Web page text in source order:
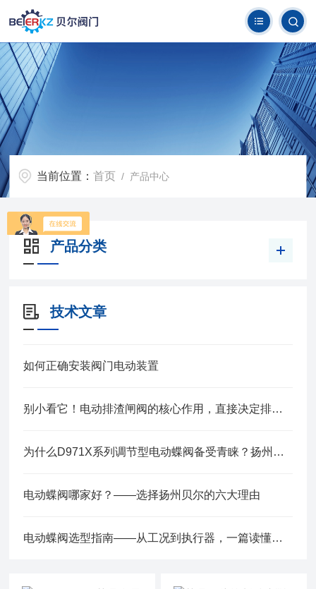
当前位置：首页 / 产品中心
产品分类
技术文章
如何正确安装阀门电动装置
别小看它！电动排渣闸阀的核心作用，直接决定排渣效率的“天花板”
为什么D971X系列调节型电动蝶阀备受青睐？扬州贝尔为您深度解读
电动蝶阀哪家好？——选择扬州贝尔的六大理由
电动蝶阀选型指南——从工况到执行器，一篇读懂关键参数